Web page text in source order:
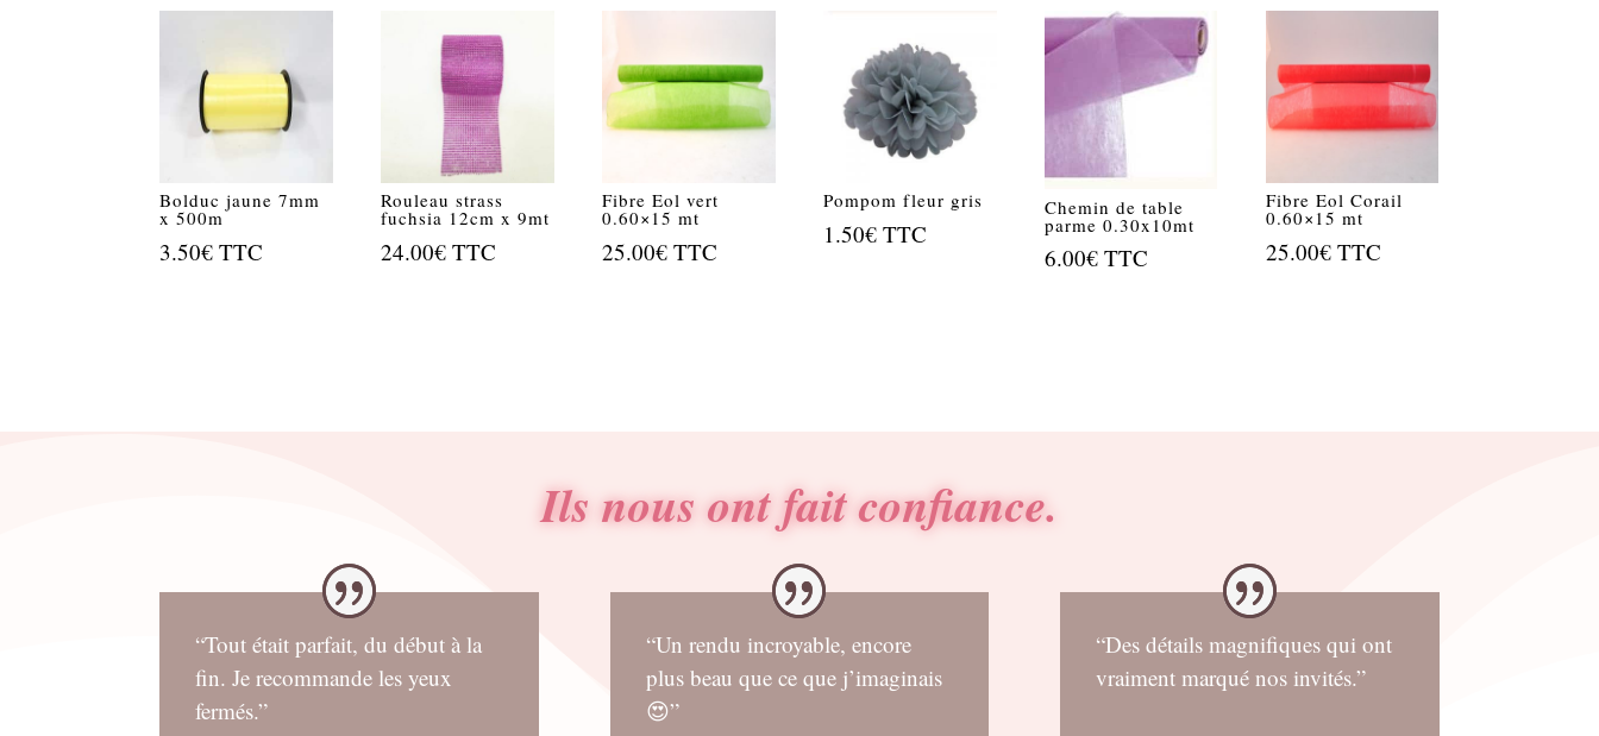
Bolduc jaune 7mm
x 500m
3.50€ TTC
Rouleau strass
fuchsia 12cm x 9mt
24.00€ TTC
Fibre Eol vert
0.60×15 mt
25.00€ TTC
Pompom fleur gris
1.50€ TTC
Chemin de table
parme 0.30x10mt
6.00€ TTC
Fibre Eol Corail
0.60×15 mt
25.00€ TTC
Ils nous ont fait confiance.
“Tout était parfait, du début à la
fin. Je recommande les yeux
fermés.”
“Un rendu incroyable, encore
plus beau que ce que j’imaginais
😍”
“Des détails magnifiques qui ont
vraiment marqué nos invités.”